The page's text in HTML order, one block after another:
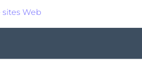
sites Web